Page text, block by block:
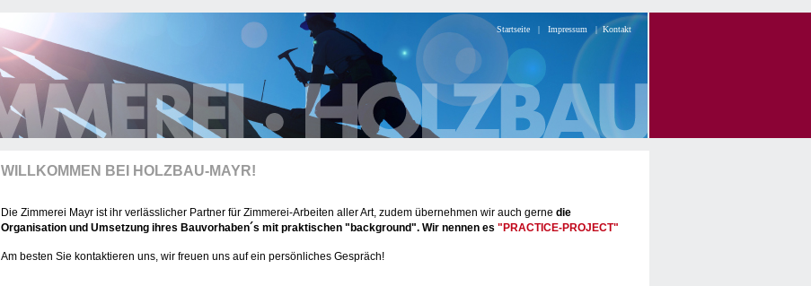
Startseite | Impressum | Kontakt
WILLKOMMEN BEI HOLZBAU-MAYR!
Die Zimmerei Mayr ist ihr verlässlicher Partner für Zimmerei-Arbeiten aller Art, zudem übernehmen wir auch gerne die
Organisation und Umsetzung ihres Bauvorhaben´s mit praktischen "background". Wir nennen es "PRACTICE-PROJECT"
Am besten Sie kontaktieren uns, wir freuen uns auf ein persönliches Gespräch!